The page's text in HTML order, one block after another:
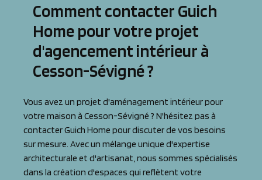
Comment contacter Guich
Home pour votre projet
d'agencement intérieur à
Cesson-Sévigné ?
Vous avez un projet d'aménagement intérieur pour
votre maison à Cesson-Sévigné ? N'hésitez pas à
contacter Guich Home pour discuter de vos besoins
sur mesure. Avec un mélange unique d'expertise
architecturale et d'artisanat, nous sommes spécialisés
dans la création d'espaces qui reflètent votre